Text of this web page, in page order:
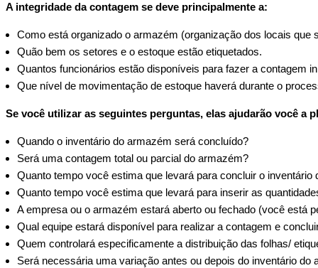
A integridade da contagem se deve principalmente a:
Como está organizado o armazém (organização dos locais que
Quão bem os setores e o estoque estão etiquetados.
Quantos funcionários estão disponíveis para fazer a contagem
Que nível de movimentação de estoque haverá durante o
Se você utilizar as seguintes perguntas, elas ajudarão você a
Quando o inventário do armazém será concluído?
Será uma contagem total ou parcial do armazém?
Quanto tempo você estima que levará para concluir o inventário
Quanto tempo você estima que levará para inserir as
A empresa ou o armazém estará aberto ou fechado (você está
Qual equipe estará disponível para realizar a contagem e
Quem controlará especificamente a distribuição das folhas/
Será necessária uma variação antes ou depois do inventário do